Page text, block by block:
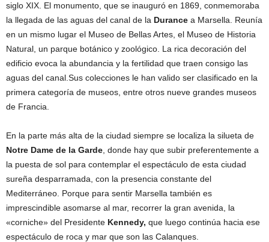
siglo XIX. El monumento, que se inauguró en 1869, conmemoraba
la llegada de las aguas del canal de la Durance a Marsella. Reunía
en un mismo lugar el Museo de Bellas Artes, el Museo de Historia
Natural, un parque botánico y zoológico. La rica decoración del
edificio evoca la abundancia y la fertilidad que traen consigo las
aguas del canal.Sus colecciones le han valido ser clasificado en la
primera categoría de museos, entre otros nueve grandes museos
de Francia.
En la parte más alta de la ciudad siempre se localiza la silueta de
Notre Dame de la Garde , donde hay que subir preferentemente a
la puesta de sol para contemplar el espectáculo de esta ciudad
sureña desparramada, con la presencia constante del
Mediterráneo. Porque para sentir Marsella también es
imprescindible asomarse al mar, recorrer la gran avenida, la
«corniche» del Presidente Kennedy, que luego continúa hacia ese
espectáculo de roca y mar que son las Calanques.